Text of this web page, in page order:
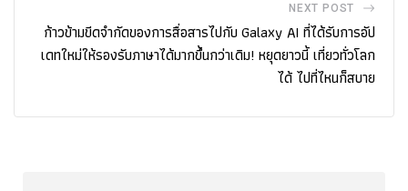
NEXT POST
ก้าวข้ามขีดจำกัดของการสื่อสารไปกับ Galaxy AI ที่ได้รับการอัป
เดทใหม่ให้รองรับภาษาได้มากขึ้นกว่าเดิม! หยุดยาวนี้ เที่ยวทั่วโลก
ได้ ไปที่ไหนก็สบาย